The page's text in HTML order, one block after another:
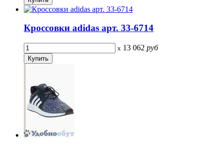
Кроссовки adidas арт. 33-6714
x 13 062 руб